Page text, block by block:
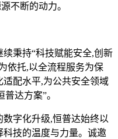
不断的动力。
秉持“科技赋能安全,创新
依托,以全流程服务为保
配水平,为公共安全领域
达方案”。
字化升级,恒普达始终以
技的温度与力量。诚邀